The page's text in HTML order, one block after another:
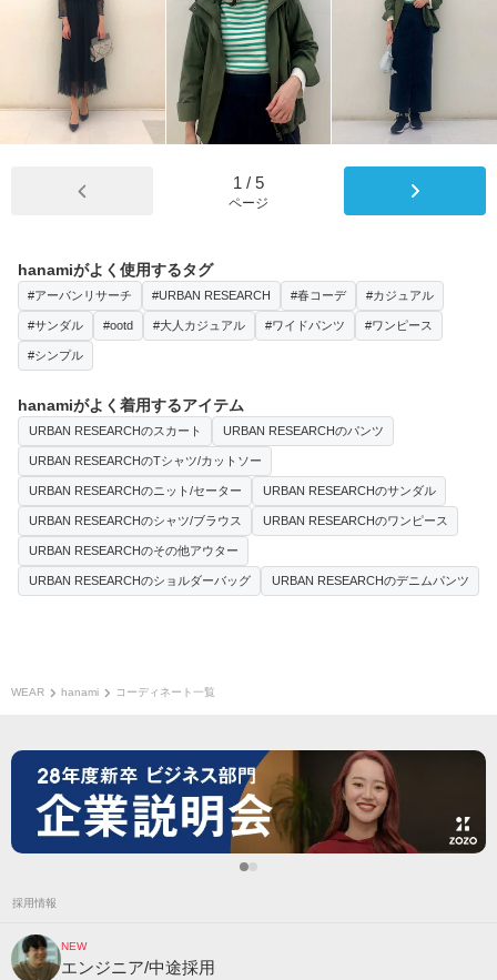
1 / 5
ページ
hanamiがよく使用するタグ
#アーバンリサーチ #URBAN RESEARCH #春コーデ #カジュアル
#サンダル #ootd #大人カジュアル #ワイドパンツ #ワンピース
#シンプル
hanamiがよく着用するアイテム
URBAN RESEARCHのスカート URBAN RESEARCHのパンツ
URBAN RESEARCHのTシャツ/カットソー
URBAN RESEARCHのニット/セーター URBAN RESEARCHのサンダル
URBAN RESEARCHのシャツ/ブラウス URBAN RESEARCHのワンピース
URBAN RESEARCHのその他アウター
URBAN RESEARCHのショルダーバッグ URBAN RESEARCHのデニムパンツ
WEAR hanami コーディネート一覧
採用情報
NEW
エンジニア/中途採用